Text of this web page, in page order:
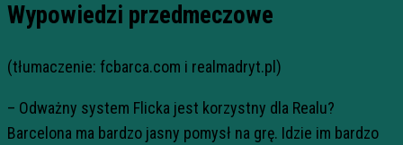
Wypowiedzi przedmeczowe
(tłumaczenie: fcbarca.com i realmadryt.pl)
– Odważny system Flicka jest korzystny dla Realu?
Barcelona ma bardzo jasny pomysł na grę. Idzie im bardzo